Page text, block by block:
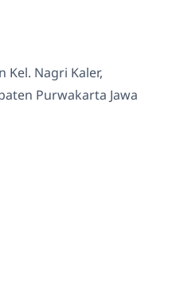
Kel. Nagri Kaler,
Purwakarta Jawa